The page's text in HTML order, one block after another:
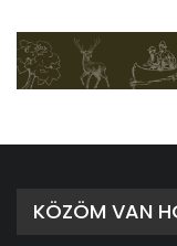
KÖZÖM VAN